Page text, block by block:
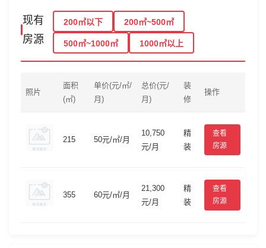
现有
房源
200㎡以下 200㎡~500㎡
500㎡~1000㎡ 1000㎡以上
照片
面积
(㎡)
单价(元/㎡/
月)
总价(元/
月)
装
修
操作
215 50元/㎡/月
10,750
元/月
精
装
查看
房源
355 60元/㎡/月
21,300
元/月
精
装
查看
房源